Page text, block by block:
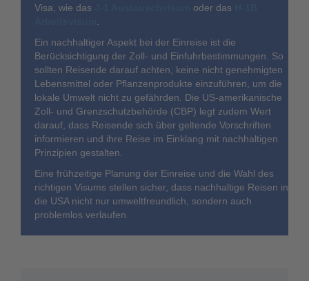
Visa, wie das
oder das
Ein nachhaltiger Aspekt bei der Einreise ist die
Berücksichtigung der Zoll- und Einfuhrbestimmungen. So
sollten Reisende darauf achten, keine nicht genehmigten
Lebensmittel oder Pflanzenprodukte einzuführen, um die
lokale Umwelt nicht zu gefährden. Die US-amerikanische
Zoll- und Grenzschutzbehörde (CBP) legt zudem Wert
darauf, dass Reisende sich über geltende Vorschriften
informieren und ihre Reise im Einklang mit nachhaltigen
Prinzipien gestalten.
Eine frühzeitige Planung der Einreise und die Wahl des
richtigen Visums stellen sicher, dass nachhaltige Reisen in
die USA nicht nur umweltfreundlich, sondern auch
problemlos verlaufen.